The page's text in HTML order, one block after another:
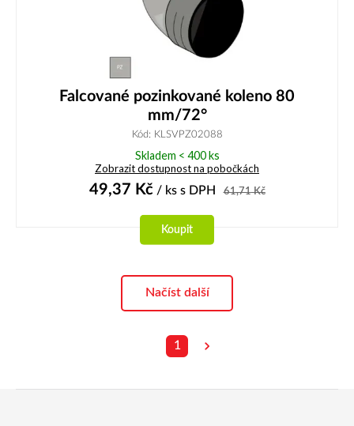
Falcované pozinkované koleno 80
mm/72°
Kód: KLSVPZ02088
Skladem < 400 ks
Zobrazit dostupnost na pobočkách
49,37 Kč/ ks s DPH 61,71Kč
Koupit
Načíst další
1